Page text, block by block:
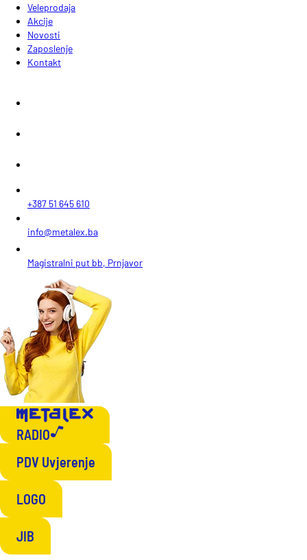
Veleprodaja
Akcije
Novosti
Zaposlenje
Kontakt
+387 51 645 610
info@metalex.ba
Magistralni put bb, Prnjavor
RADIO
PDV Uvjerenje
LOGO
JIB